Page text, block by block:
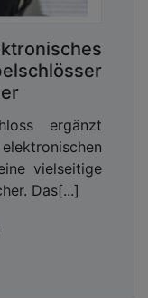
ergänzt
vielseitige
Das[...]